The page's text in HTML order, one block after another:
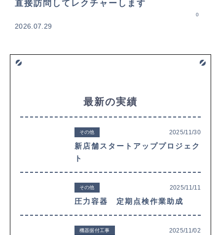
直接訪問してレクチャーします
2026.07.29
0
最新の実績
その他 2025/11/30
新店舗スタートアッププロジェク
ト
その他 2025/11/11
圧力容器 定期点検作業助成
機器据付工事 2025/11/02